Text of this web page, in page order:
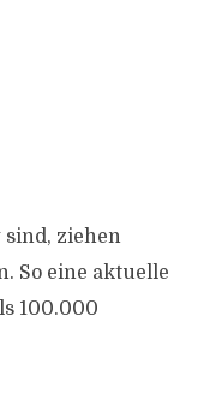
ziehen
So eine aktuelle
100.000